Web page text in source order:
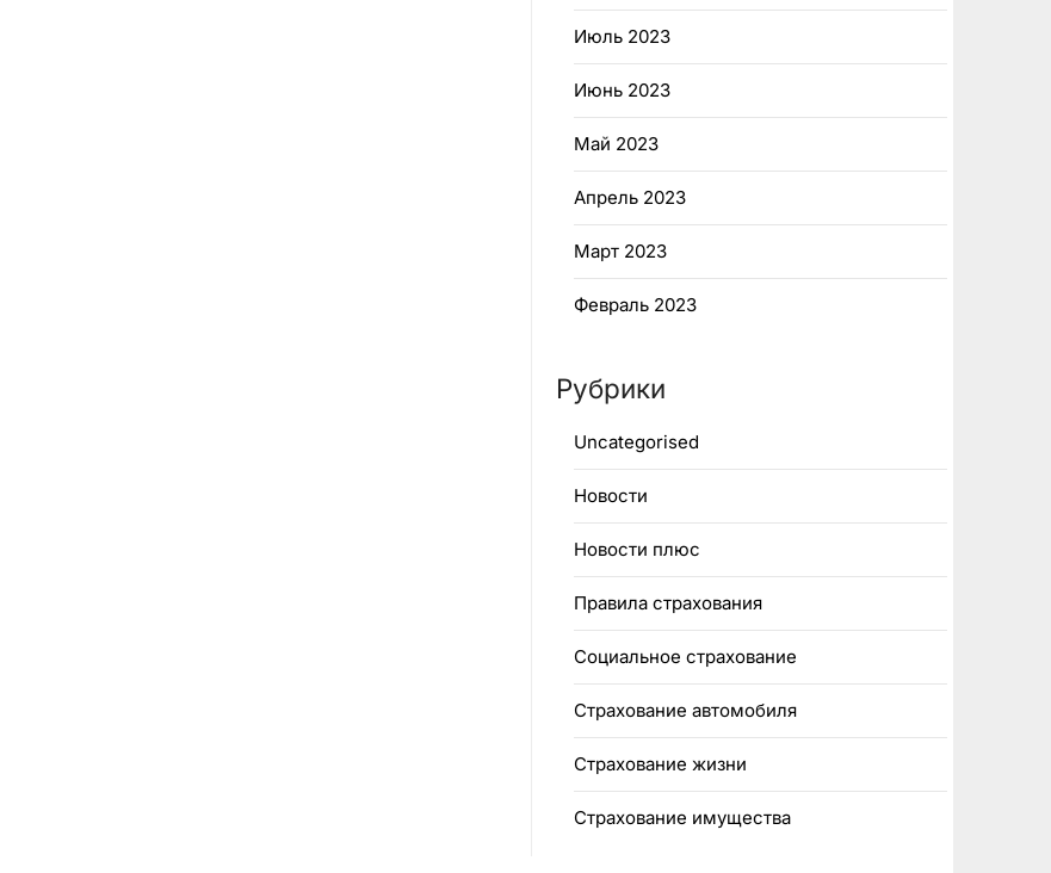
Июль 2023
Июнь 2023
Май 2023
Апрель 2023
Март 2023
Февраль 2023
Рубрики
Uncategorised
Новости
Новости плюс
Правила страхования
Социальное страхование
Страхование автомобиля
Страхование жизни
Страхование имущества